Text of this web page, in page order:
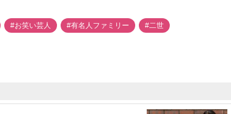
#お笑い芸人 #有名人ファミリー #二世